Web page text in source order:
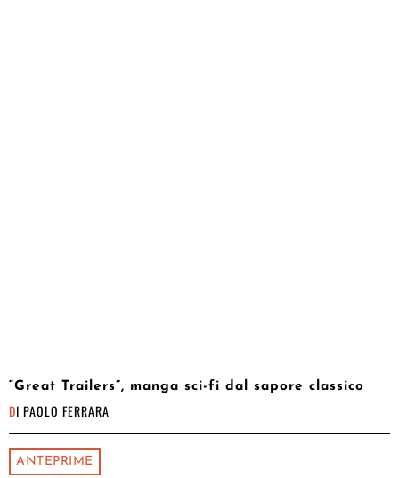
“Great Trailers”, manga sci-fi dal sapore classico
DI PAOLO FERRARA
ANTEPRIME